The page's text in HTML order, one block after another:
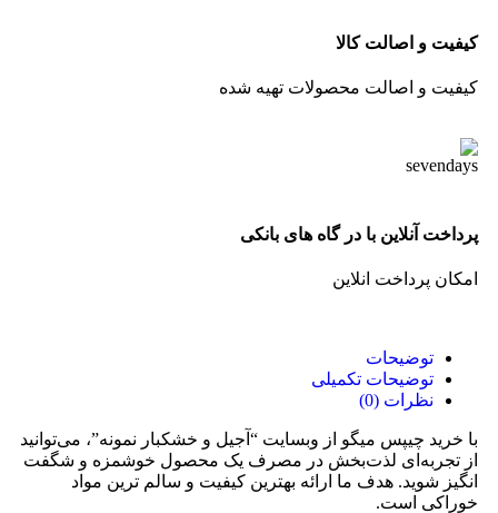
کیفیت و اصالت کالا
کیفیت و اصالت محصولات تهیه شده
پرداخت آنلاین با در گاه های بانکی
امکان پرداخت انلاین
توضیحات
توضیحات تکمیلی
نظرات (0)
با خرید چیپس میگو از وبسایت “آجیل و خشکبار نمونه”، می‌توانید
از تجربه‌ای لذت‌بخش در مصرف یک محصول خوشمزه و شگفت
انگیز شوید. هدف ما ارائه بهترین کیفیت و سالم ترین مواد
خوراکی است.